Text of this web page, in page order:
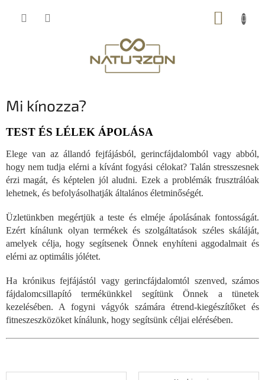
KOSÁR
Mi kínozza?
TEST ÉS LÉLEK ÁPOLÁSA
Elege van az állandó fejfájásból, gerincfájdalomból vagy abból,
hogy nem tudja elérni a kívánt fogyási célokat? Talán stresszesnek
érzi magát, és képtelen jól aludni. Ezek a problémák frusztrálóak
lehetnek, és befolyásolhatják általános életminőségét.
Üzletünkben megértjük a teste és elméje ápolásának fontosságát.
Ezért kínálunk olyan termékek és szolgáltatások széles skáláját,
amelyek célja, hogy segítsenek Önnek enyhíteni aggodalmait és
elérni az optimális jólétet.
Ha krónikus fejfájástól vagy gerincfájdalomtól szenved, számos
fájdalomcsillapító termékünkkel segítünk Önnek a tünetek
kezelésében. A fogyni vágyók számára étrend-kiegészítőket és
fitneszeszközöket kínálunk, hogy segítsünk céljai elérésében.